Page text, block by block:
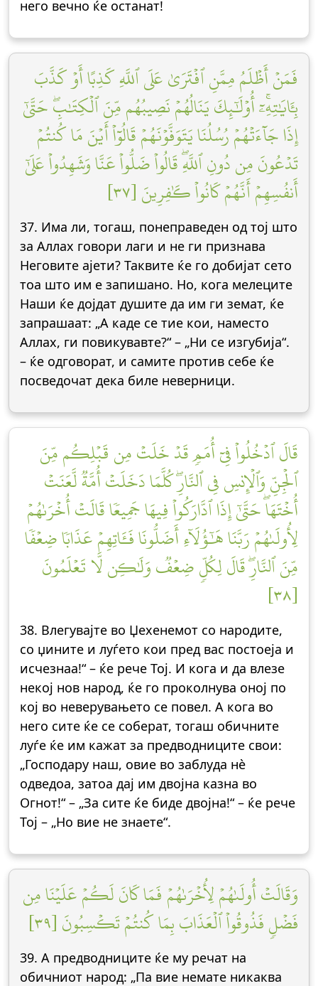
него вечно ќе останат!
فَمَنۡ أَظۡلَمُ مِمَّنِ ٱفۡتَرَىٰ عَلَى ٱللَّهِ كَذِبًا أَوۡ كَذَّبَ
بِـَٔايَٰتِهِۦٓۚ أُوْلَٰٓئِكَ يَنَالُهُمۡ نَصِيبُهُم مِّنَ ٱلۡكِتَٰبِۖ حَتَّىٰٓ
إِذَا جَآءَتۡهُمۡ رُسُلُنَا يَتَوَفَّوۡنَهُمۡ قَالُوٓاْ أَيۡنَ مَا كُنتُمۡ
تَدۡعُونَ مِن دُونِ ٱللَّهِۖ قَالُواْ ضَلُّواْ عَنَّا وَشَهِدُواْ عَلَىٰٓ
أَنفُسِهِمۡ أَنَّهُمۡ كَانُواْ كَٰفِرِينَ [٣٧]
37. Има ли, тогаш, понеправеден од тој што
за Аллах говори лаги и не ги признава
Неговите ајети? Таквите ќе го добијат сето
тоа што им е запишано. Но, кога мелеците
Наши ќе дојдат душите да им ги земат, ќе
запрашаат: „А каде се тие кои, наместо
Аллах, ги повикувавте?“ – „Ни се изгубија“.
– ќе одговорат, и самите против себе ќе
посведочат дека биле неверници.
قَالَ ٱدۡخُلُواْ فِيٓ أُمَمٖ قَدۡ خَلَتۡ مِن قَبۡلِكُم مِّنَ
ٱلۡجِنِّ وَٱلۡإِنسِ فِي ٱلنَّارِۖ كُلَّمَا دَخَلَتۡ أُمَّةٞ لَّعَنَتۡ
أُخۡتَهَاۖ حَتَّىٰٓ إِذَا ٱدَّارَكُواْ فِيهَا جَمِيعٗا قَالَتۡ أُخۡرَىٰهُمۡ
لِأُولَىٰهُمۡ رَبَّنَا هَٰٓؤُلَآءِ أَضَلُّونَا فَـَٔاتِهِمۡ عَذَابٗا ضِعۡفٗا
مِّنَ ٱلنَّارِۖ قَالَ لِكُلّٖ ضِعۡفٞ وَلَٰكِن لَّا تَعۡلَمُونَ
[٣٨]
38. Влегувајте во Џехенемот со народите,
со џините и луѓето кои пред вас постоеја и
исчезнаа!“ – ќе рече Тој. И кога и да влезе
некој нов народ, ќе го проколнува оној по
кој во неверувањето се повел. А кога во
него сите ќе се соберат, тогаш обичните
луѓе ќе им кажат за предводниците свои:
„Господару наш, овие во заблуда нè
одведоа, затоа дај им двојна казна во
Огнот!“ – „За сите ќе биде двојна!“ – ќе рече
Тој – „Но вие не знаете“.
وَقَالَتۡ أُولَىٰهُمۡ لِأُخۡرَىٰهُمۡ فَمَا كَانَ لَكُمۡ عَلَيۡنَا مِن
فَضۡلٖ فَذُوقُواْ ٱلۡعَذَابَ بِمَا كُنتُمۡ تَكۡسِبُونَ [٣٩]
39. А предводниците ќе му речат на
обичниот народ: „Па вие немате никаква